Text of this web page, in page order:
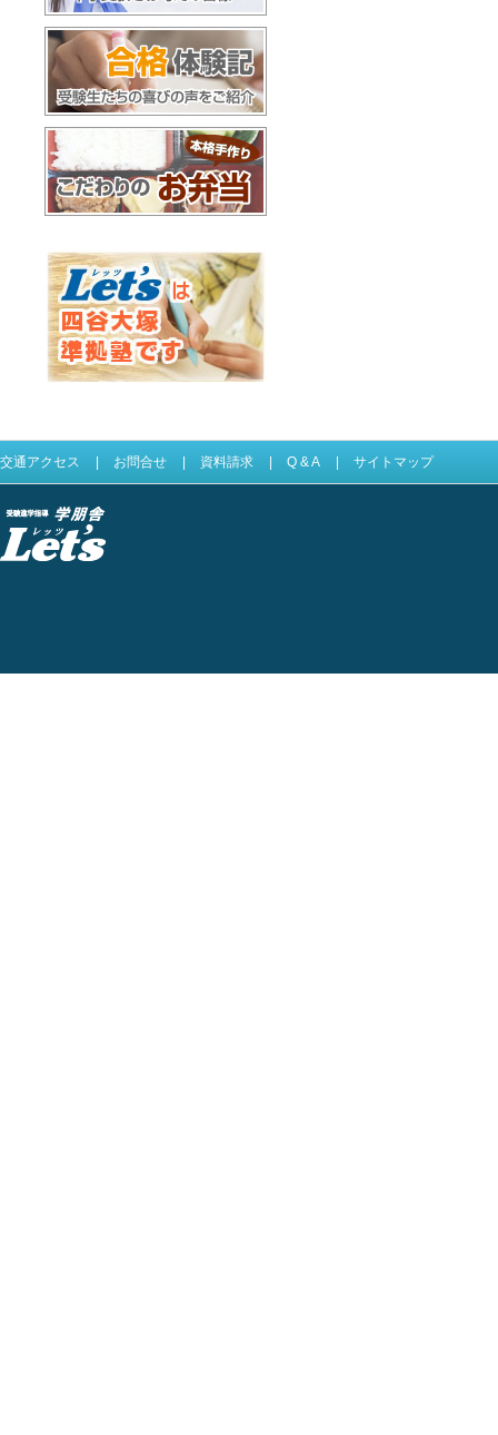
すごいぞ！中学受験
合格体験記
交通アクセス お問合せ 資料請求 Q & A サイトマップ